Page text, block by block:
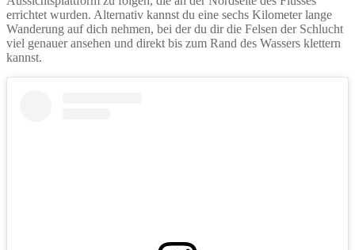
errichtet wurden. Alternativ kannst du eine sechs Kilometer lange
Wanderung auf dich nehmen, bei der du dir die Felsen der Schlucht
viel genauer ansehen und direkt bis zum Rand des Wassers klettern
kannst.